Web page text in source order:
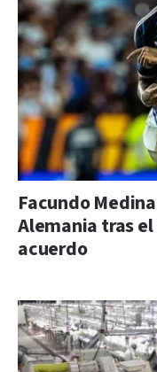
Facundo
Alemania tras
acuerdo